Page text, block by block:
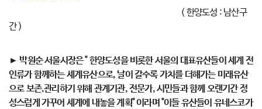
( 한양도성 : 남산구
간 )
► 박원순 서울시장은 " 한양도성을 비롯한 서울의 대표유산들이 세계 전
인류가 함께하는 세계유산으로, 날이 갈수록 가치를 더해가는 미래유산
으로 보존.관리하기 위해 관계기관, 전문가, 시민들과 함께 오랜기간 정
성스럽게 가꾸어 세계에 내놓을 계획" 이라며 "이들 유산들이 유네스코가